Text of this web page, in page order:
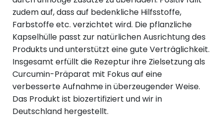
zudem auf, dass auf bedenkliche Hilfsstoffe,
Farbstoffe etc. verzichtet wird. Die pflanzliche
Kapselhülle passt zur natürlichen Ausrichtung des
Produkts und unterstützt eine gute Verträglichkeit.
Insgesamt erfüllt die Rezeptur ihre Zielsetzung als
Curcumin-Präparat mit Fokus auf eine
verbesserte Aufnahme in überzeugender Weise.
Das Produkt ist biozertifiziert und wir in
Deutschland hergestellt.